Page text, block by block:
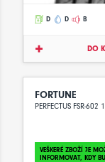
D D B
DO
FORTUNE
PERFECTUS FSR-
VEŠKERÉ ZBOŽÍ JE
INFORMOVAT, KDY